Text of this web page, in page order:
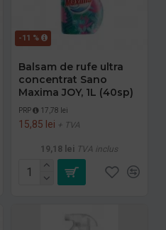
-11 %
Balsam de rufe ultra
concentrat Sano
Maxima JOY, 1L (40sp)
PRP 17,78 lei
15,85 lei + TVA
19,18 lei TVA inclus